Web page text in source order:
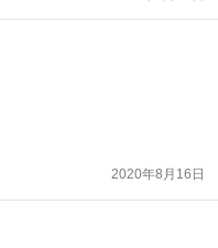
2020年8月16日